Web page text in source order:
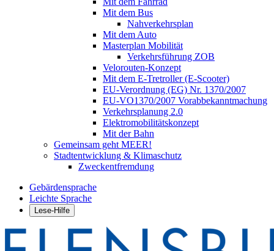
Mit dem Bus
Nahverkehrsplan
Mit dem Auto
Masterplan Mobilität
Verkehrsführung ZOB
Velorouten-Konzept
Mit dem E-Tretroller (E-Scooter)
EU-Verordnung (EG) Nr. 1370/2007
EU-VO1370/2007 Vorabbekanntmachung
Verkehrsplanung 2.0
Elektromobilitätskonzept
Mit der Bahn
Gemeinsam geht MEER!
Stadtentwicklung & Klimaschutz
Zweckentfremdung
Gebärdensprache
Leichte Sprache
Lese-Hilfe